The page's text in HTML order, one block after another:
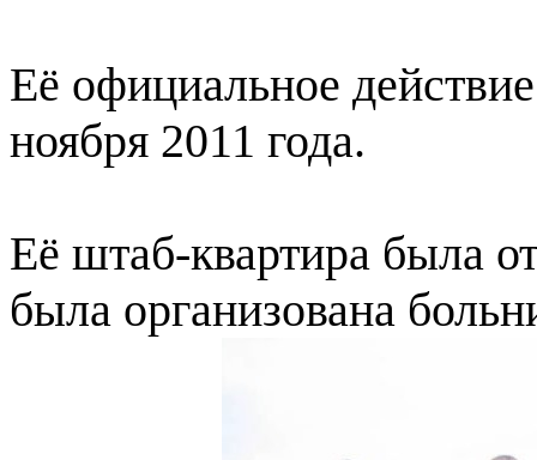
Её официальное
ноября 2011 года.
Её штаб-квартира была
была организована